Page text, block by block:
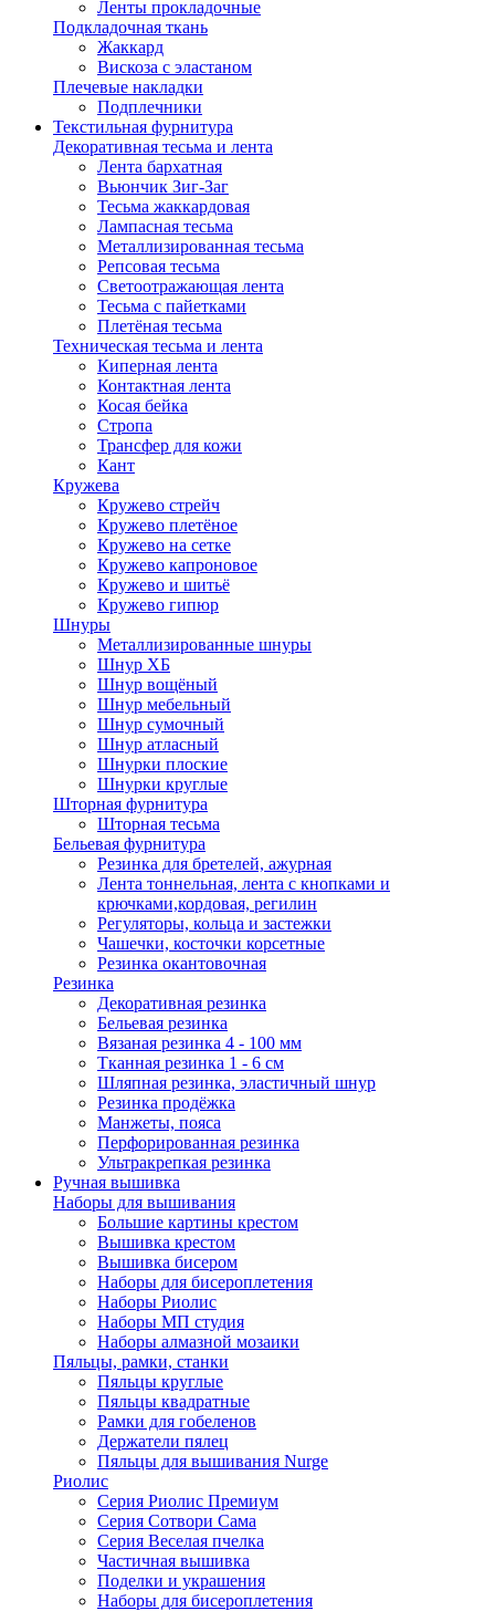
Ленты прокладочные
Подкладочная ткань
Жаккард
Вискоза с эластаном
Плечевые накладки
Подплечники
Текстильная фурнитура
Декоративная тесьма и лента
Лента бархатная
Вьюнчик Зиг-Заг
Тесьма жаккардовая
Лампасная тесьма
Металлизированная тесьма
Репсовая тесьма
Светоотражающая лента
Тесьма с пайетками
Плетёная тесьма
Техническая тесьма и лента
Киперная лента
Контактная лента
Косая бейка
Стропа
Трансфер для кожи
Кант
Кружева
Кружево стрейч
Кружево плетёное
Кружево на сетке
Кружево капроновое
Кружево и шитьё
Кружево гипюр
Шнуры
Металлизированные шнуры
Шнур ХБ
Шнур вощёный
Шнур мебельный
Шнур сумочный
Шнур атласный
Шнурки плоские
Шнурки круглые
Шторная фурнитура
Шторная тесьма
Бельевая фурнитура
Резинка для бретелей, ажурная
Лента тоннельная, лента с кнопками и
крючками,кордовая, регилин
Регуляторы, кольца и застежки
Чашечки, косточки корсетные
Резинка окантовочная
Резинка
Декоративная резинка
Бельевая резинка
Вязаная резинка 4 - 100 мм
Тканная резинка 1 - 6 см
Шляпная резинка, эластичный шнур
Резинка продёжка
Манжеты, пояса
Перфорированная резинка
Ультракрепкая резинка
Ручная вышивка
Наборы для вышивания
Большие картины крестом
Вышивка крестом
Вышивка бисером
Наборы для бисероплетения
Наборы Риолис
Наборы МП студия
Наборы алмазной мозаики
Пяльцы, рамки, станки
Пяльцы круглые
Пяльцы квадратные
Рамки для гобеленов
Держатели пялец
Пяльцы для вышивания Nurge
Риолис
Серия Риолис Премиум
Серия Сотвори Сама
Серия Веселая пчелка
Частичная вышивка
Поделки и украшения
Наборы для бисероплетения